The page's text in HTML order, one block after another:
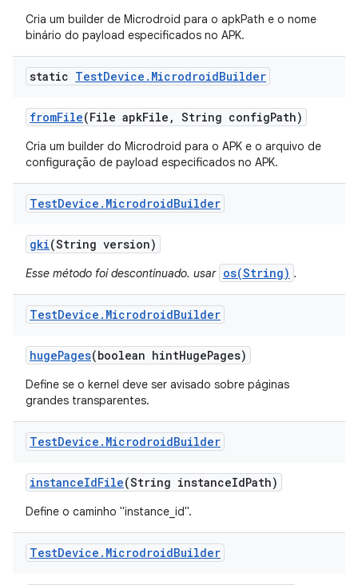
Cria um builder de Microdroid para o apkPath e o nome
binário do payload especificados no APK.
static TestDevice . MicrodroidBuilder
fromFile(File apkFile , String configPath)
Cria um builder do Microdroid para o APK e o arquivo de
configuração de payload especificados no APK.
TestDevice . MicrodroidBuilder
gki(String version)
Esse método foi descontinuado. usar os(String) .
TestDevice . MicrodroidBuilder
hugePages(boolean hintHugePages)
Define se o kernel deve ser avisado sobre páginas
grandes transparentes.
TestDevice . MicrodroidBuilder
instanceIdFile(String instanceIdPath)
Define o caminho "instance_id".
TestDevice . MicrodroidBuilder